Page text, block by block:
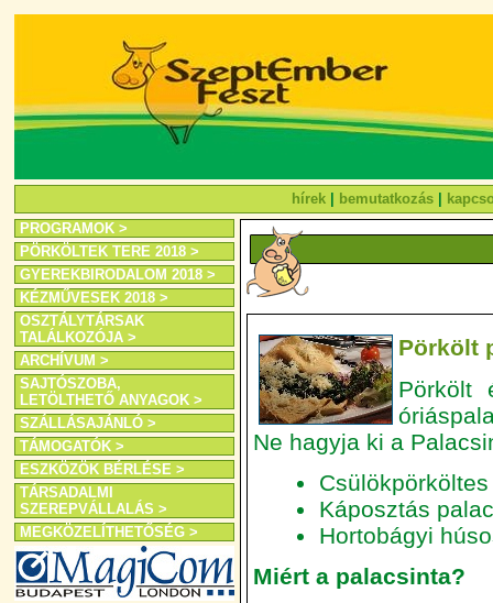
hírek bemutatkozás
PROGRAMOK >
PÖRKÖLTEK TERE 2018 >
GYEREKBIRODALOM 2018 >
KÉZMŰVESEK 2018 >
OSZTÁLYTÁRSAK
TALÁLKOZÓJA >
ARCHÍVUM >
SAJTÓSZOBA,
LETÖLTHETŐ ANYAGOK >
SZÁLLÁSAJÁNLÓ >
TÁMOGATÓK >
ESZKÖZÖK BÉRLÉSE >
TÁRSADALMI
SZEREPVÁLLALÁS >
MEGKÖZELÍTHETŐSÉG >
Pörkölt
Pörkölt
Ne hagyja ki a
Káposztás
Hortobágyi
Miért a palacsinta?